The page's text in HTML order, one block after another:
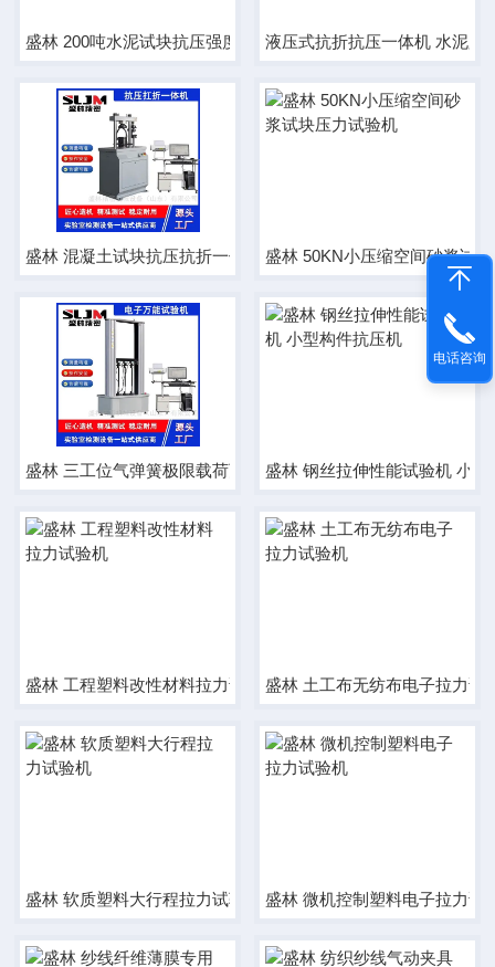
盛林 200吨水泥试块抗压强度试验机液压式抗折抗压一体机 水泥胶
盛林 混凝土试块抗压抗折一体机 盛林 50KN小压缩空间砂浆试
盛林 三工位气弹簧极限载荷万能试验机盛林 钢丝拉伸性能试验机 小型
盛林 工程塑料改性材料拉力试验机盛林 土工布无纺布电子拉力试
盛林 软质塑料大行程拉力试验机 盛林 微机控制塑料电子拉力试
电话咨询